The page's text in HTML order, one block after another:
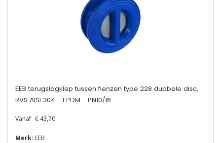
EEB terugslagklep tussen flenzen type 228 dubbele disc,
RVS AISI 304 - EPDM - PN10/16
Vanaf € 43,70
Merk: EEB